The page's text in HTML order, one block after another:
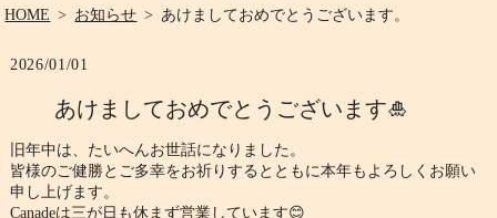
HOME お知らせ あけましておめでとうございます。
2026/01/01
あけましておめでとうございます🎍
旧年中は、たいへんお世話になりました。
皆様のご健勝とご多幸をお祈りするとともに本年もよろしくお願い
申し上げます。
Canadeは三が日も休まず営業しています😊